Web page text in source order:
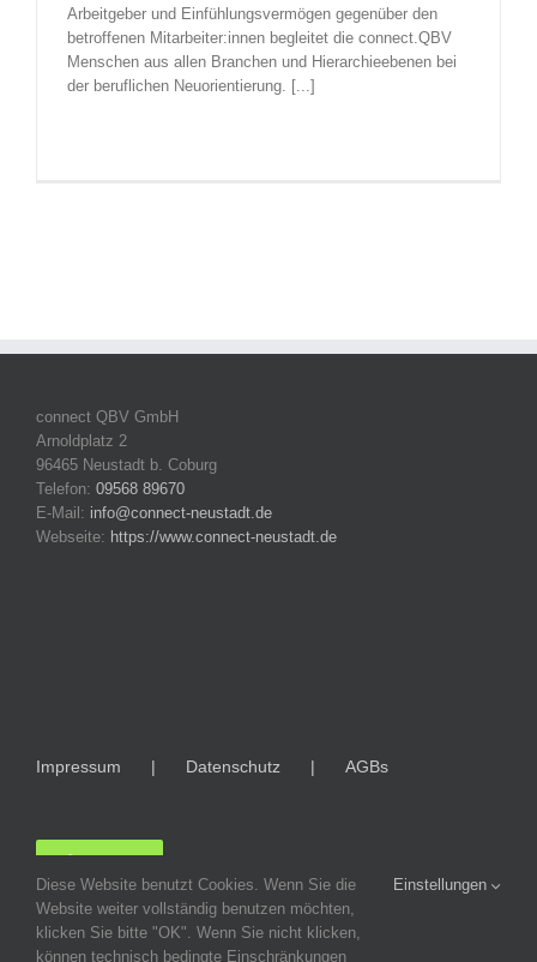
Arbeitgeber und Einfühlungsvermögen gegenüber den
betroffenen Mitarbeiter:innen begleitet die connect.QBV
Menschen aus allen Branchen und Hierarchieebenen bei
der beruflichen Neuorientierung. [...]
connect QBV GmbH
Arnoldplatz 2
96465 Neustadt b. Coburg
Telefon: 09568 89670
E-Mail: info@connect-neustadt.de
Webseite: https://www.connect-neustadt.de
Impressum Datenschutz AGBs
Diese Website benutzt Cookies. Wenn Sie die
Website weiter vollständig benutzen möchten,
klicken Sie bitte "OK". Wenn Sie nicht klicken,
können technisch bedingte Einschränkungen
Einstellungen